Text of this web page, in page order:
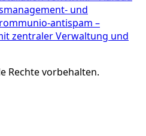
und
antispam –
zentraler Verwaltung und
Rechte vorbehalten.